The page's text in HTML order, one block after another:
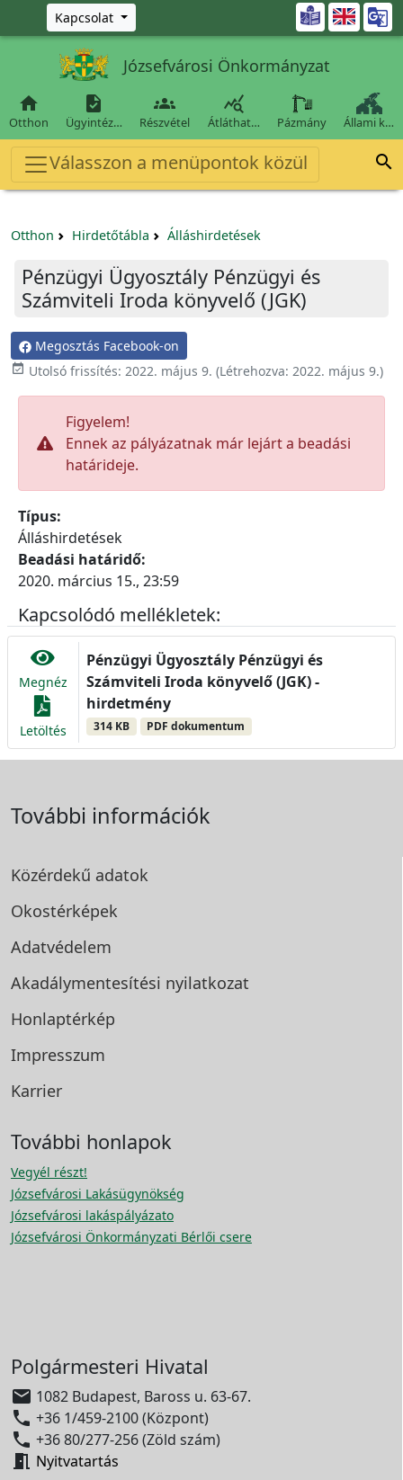
Ugrás a fő tartalomra
Kapcsolat 
Józsefvárosi Önkormányzat

Otthon

Ügyintéz…

Részvétel

Átláthat… Pázmány Állami k…
Válasszon a menüpontok közül 
Otthon Hirdetőtábla Álláshirdetések
Pénzügyi Ügyosztály Pénzügyi és
Számviteli Iroda könyvelő (JGK)
Megosztás Facebook-on
 Utolsó frissítés: 2022. május 9. (Létrehozva: 2022. május 9.)
Figyelem!
Ennek az pályázatnak már lejárt a beadási
határideje.
Típus:
Álláshirdetések
Beadási határidő:
2020. március 15., 23:59
Kapcsolódó mellékletek:
Megnéz
Letöltés
Pénzügyi Ügyosztály Pénzügyi és
Számviteli Iroda könyvelő (JGK) -
hirdetmény
314 KB PDF dokumentum
További információk
Közérdekű adatok
Okostérképek
Adatvédelem
Akadálymentesítési nyilatkozat
Honlaptérkép
Impresszum
Karrier
További honlapok
Vegyél részt!
Józsefvárosi Lakásügynökség
Józsefvárosi lakáspályázato
Józsefvárosi Önkormányzati Bérlői csere
Polgármesteri Hivatal
 1082 Budapest, Baross u. 63-67.
 +36 1/459-2100 (Központ)
 +36 80/277-256 (Zöld szám)
 Nyitvatartás